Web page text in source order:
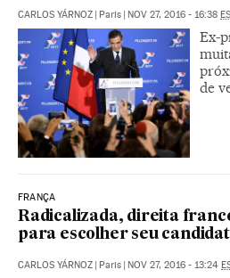
CARLOS YÁRNOZ Paris NOV 27, 2016 - 16:38
Ex-
de
FRANÇA
Radicalizada, direita
para escolher seu
CARLOS YÁRNOZ Paris NOV 27, 2016 - 13:24